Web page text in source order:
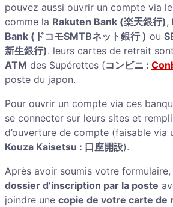
pouvez aussi ouvrir un compte via
comme la Rakuten Bank (楽天銀行),
Bank (ドコモSMTBネット銀行 ) ou
新生銀行). leurs cartes de retrait
ATM des Supérettes (コンビニ :
poste du japon.
Pour ouvrir un compte via ces
se connecter sur leurs sites et
d’ouverture de compte (faisable via
Kouza Kaisetsu : 口座開設).
Après avoir soumis votre
dossier d’inscription par la poste
joindre une copie de votre carte de